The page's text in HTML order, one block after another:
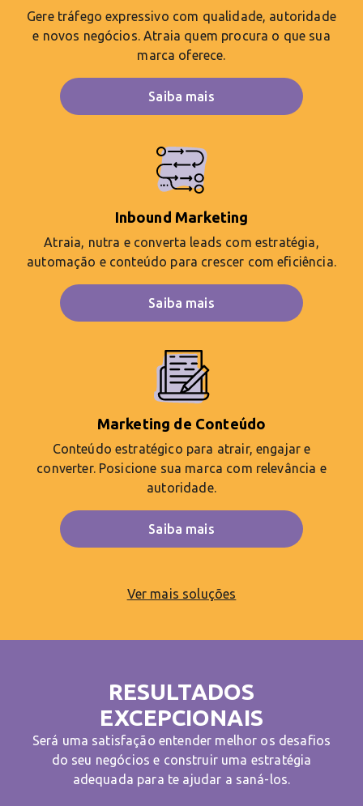
Gere tráfego expressivo com qualidade, autoridade
e novos negócios. Atraia quem procura o que sua
marca oferece.
Saiba mais
Inbound Marketing
Atraia, nutra e converta leads com estratégia,
automação e conteúdo para crescer com eficiência.
Saiba mais
Marketing de Conteúdo
Conteúdo estratégico para atrair, engajar e
converter. Posicione sua marca com relevância e
autoridade.
Saiba mais
Ver mais soluções
RESULTADOS
EXCEPCIONAIS
Será uma satisfação entender melhor os desafios
do seu negócios e construir uma estratégia
adequada para te ajudar a saná-los.